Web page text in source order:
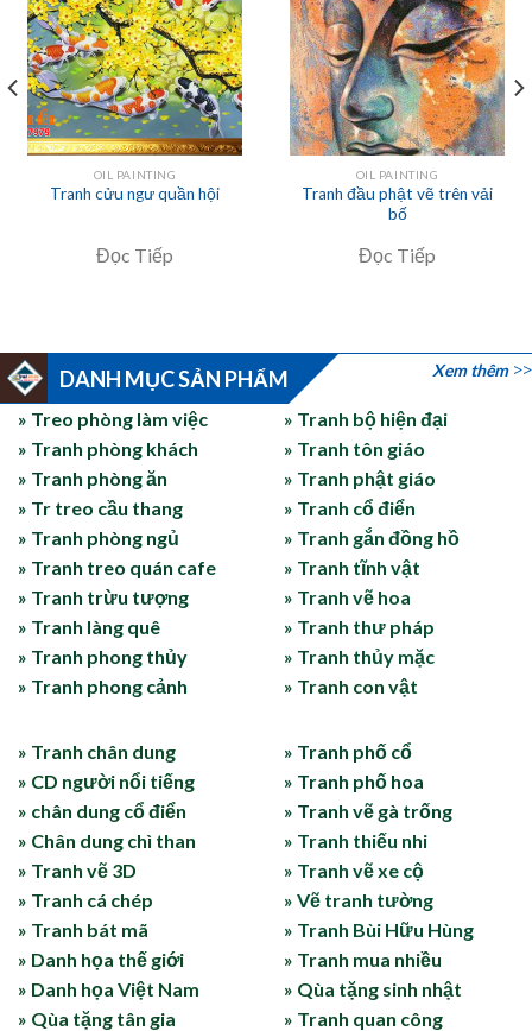
OIL PAINTING
Tranh cửu ngư quần hội
Đọc Tiếp
OIL PAINTING
Tranh đầu phật vẽ trên vải
bố
Đọc Tiếp
DANH MỤC SẢN PHẨM Xem thêm
» Treo phòng làm việc
» Tranh phòng khách
» Tranh phòng ăn
» Tr treo cầu thang
» Tranh phòng ngủ
» Tranh treo quán cafe
» Tranh trừu tượng
» Tranh làng quê
» Tranh phong thủy
» Tranh phong cảnh
» Tranh bộ hiện đại
» Tranh tôn giáo
» Tranh phật giáo
» Tranh cổ điển
» Tranh gắn đồng hồ
» Tranh tĩnh vật
» Tranh vẽ hoa
» Tranh thư pháp
» Tranh thủy mặc
» Tranh con vật
» Tranh chân dung
» CD người nổi tiếng
» chân dung cổ điển
» Chân dung chì than
» Tranh vẽ 3D
» Tranh cá chép
» Tranh bát mã
» Danh họa thế giới
» Danh họa Việt Nam
» Qùa tặng tân gia
» Tranh phố cổ
» Tranh phố hoa
» Tranh vẽ gà trống
» Tranh thiếu nhi
» Tranh vẽ xe cộ
» Vẽ tranh tường
» Tranh Bùi Hữu Hùng
» Tranh mua nhiều
» Qùa tặng sinh nhật
» Tranh quan công